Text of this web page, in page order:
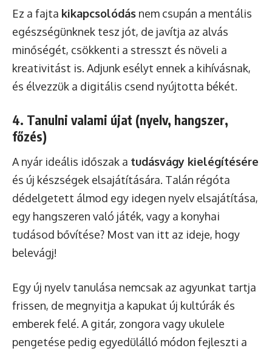
Ez a fajta kikapcsolódás nem csupán a mentális
egészségünknek tesz jót, de javítja az alvás
minőségét, csökkenti a stresszt és növeli a
kreativitást is. Adjunk esélyt ennek a kihívásnak,
és élvezzük a digitális csend nyújtotta békét.
4. Tanulni valami újat (nyelv, hangszer,
főzés)
A nyár ideális időszak a tudásvágy kielégítésére
és új készségek elsajátítására. Talán régóta
dédelgetett álmod egy idegen nyelv elsajátítása,
egy hangszeren való játék, vagy a konyhai
tudásod bővítése? Most van itt az ideje, hogy
belevágj!
Egy új nyelv tanulása nemcsak az agyunkat tartja
frissen, de megnyitja a kapukat új kultúrák és
emberek felé. A gitár, zongora vagy ukulele
pengetése pedig egyedülálló módon fejleszti a